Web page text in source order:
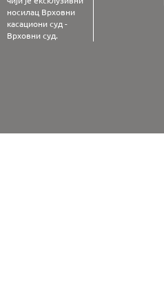
носилац Врховни
касациони суд -
Врховни суд.